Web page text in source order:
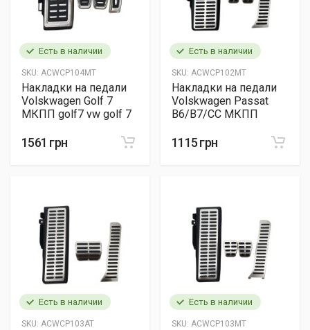
Есть в наличии
SKU: ACWCP104MT
Накладки на педали
Volskwagen Golf 7
МКПП golf7 vw golf 7
1561 грн
Есть в наличии
SKU: ACWCP102MT
Накладки на педали
Volskwagen Passat
B6/B7/CC МКПП
1115 грн
Есть в наличии
SKU: ACWCP103AT
Есть в наличии
SKU: ACWCP103MT